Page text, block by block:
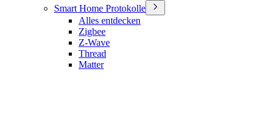
Smart Home Protokolle
Alles entdecken
Zigbee
Z-Wave
Thread
Matter